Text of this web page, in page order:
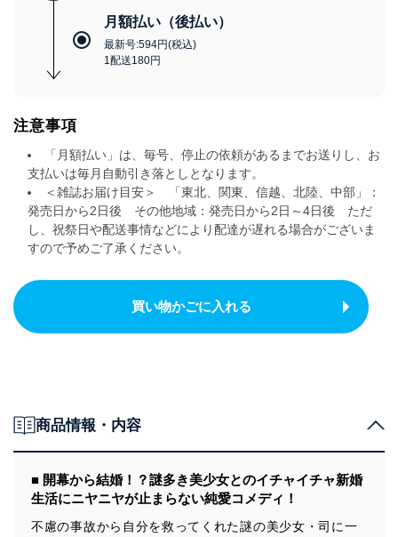
月額払い（後払い）
最新号:594円(税込)
1配送180円
注意事項
「月額払い」は、毎号、停止の依頼があるまでお送りし、お
支払いは毎月自動引き落としとなります。
＜雑誌お届け目安＞ 「東北、関東、信越、北陸、中部」：
発売日から2日後 その他地域：発売日から2日～4日後 ただ
し、祝祭日や配送事情などにより配達が遅れる場合がございま
すので予めご了承ください。
買い物かごに入れる
商品情報・内容
■ 開幕から結婚！？謎多き美少女とのイチャイチャ新婚
生活にニヤニヤが止まらない純愛コメディ！
不慮の事故から自分を救ってくれた謎の美少女・司に一